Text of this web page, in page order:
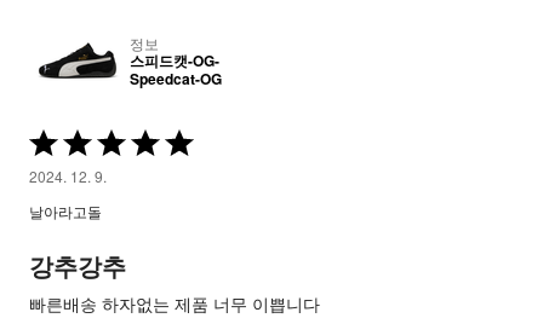
정보
스피드캣-OG-
Speedcat-OG
5
중
평
가
됨
2024. 12. 9.
날아라고돌
강추강추
빠른배송 하자없는 제품 너무 이쁩니다